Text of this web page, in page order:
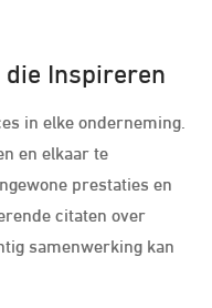
Inspireren
in elke onderneming.
en elkaar te
prestaties en
citaten over
samenwerking kan